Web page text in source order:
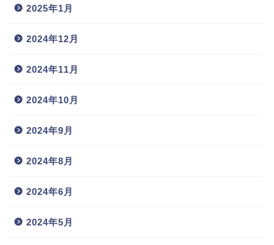
2025年1月
2024年12月
2024年11月
2024年10月
2024年9月
2024年8月
2024年6月
2024年5月